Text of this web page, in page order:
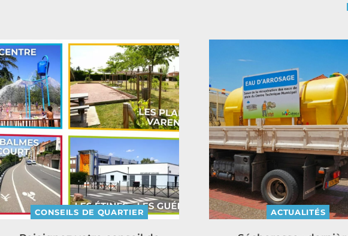
CONSEILS DE QUARTIER ACTUALITÉS